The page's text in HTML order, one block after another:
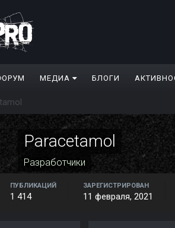
МЕДИА БЛОГИ
Paracetamol
Разработчики
ПУБЛИКАЦИЙ
1 414
ЗАРЕГИСТРИРОВАН
11 февраля, 2021